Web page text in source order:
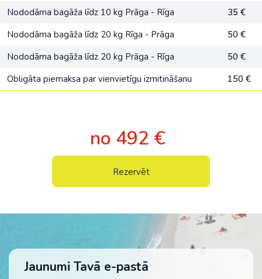
Nododāma bagāža līdz 10 kg Prāga - Rīga
35 €
Nododāma bagāža līdz 20 kg Rīga - Prāga
50 €
Nododāma bagāža līdz 20 kg Prāga - Rīga
50 €
Obligāta piemaksa par vienvietīgu izmitināšanu
150 €
no 492 €
Rezervēt
Jaunumi Tavā e-pastā